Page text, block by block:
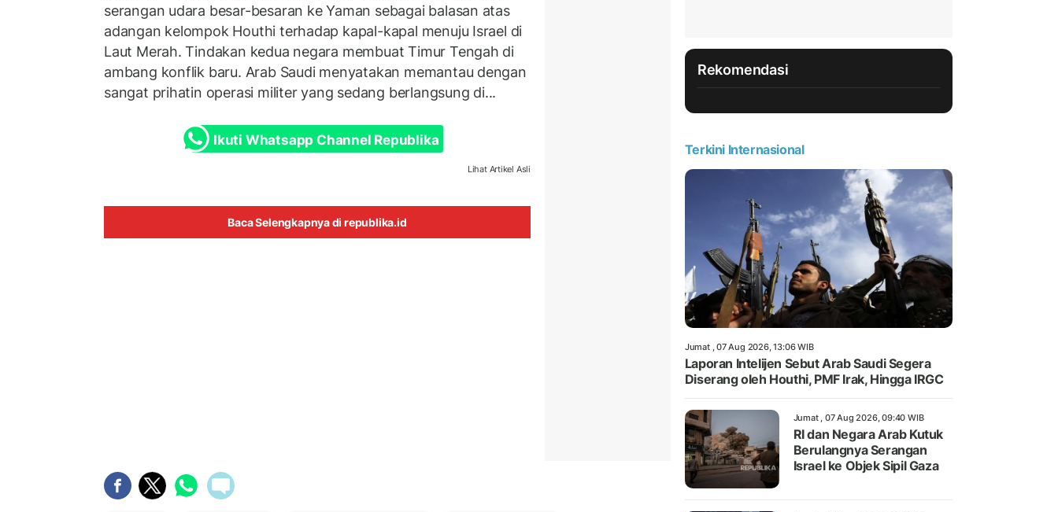
serangan udara besar-besaran ke Yaman sebagai balasan atas
adangan kelompok Houthi terhadap kapal-kapal menuju Israel di
Laut Merah. Tindakan kedua negara membuat Timur Tengah di
ambang konflik baru. Arab Saudi menyatakan memantau dengan
sangat prihatin operasi militer yang sedang berlangsung di...
Ikuti Whatsapp Channel Republika
Lihat Artikel Asli
Baca Selengkapnya di republika.id
Rekomendasi
Terkini Internasional
Jumat , 07 Aug 2026, 13:06 WIB
Laporan Intelijen Sebut Arab Saudi Segera
Diserang oleh Houthi, PMF Irak, Hingga IRGC
Jumat , 07 Aug 2026, 09:40 WIB
RI dan Negara Arab Kutuk
Berulangnya Serangan
Israel ke Objek Sipil Gaza